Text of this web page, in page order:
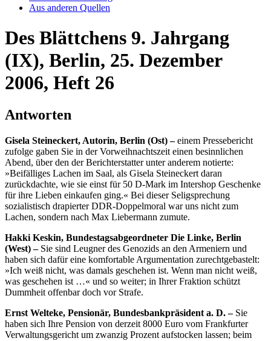
Aus anderen Quellen
Des Blättchens 9. Jahrgang
(IX), Berlin, 25. Dezember
2006, Heft 26
Antworten
Gisela Steineckert, Autorin, Berlin (Ost) –einem Pressebericht
zufolge gaben Sie in der Vorweihnachtszeit einen besinnlichen
Abend, über den der Berichterstatter unter anderem notierte:
»Beifälliges Lachen im Saal, als Gisela Steineckert daran
zurückdachte, wie sie einst für 50 D-Mark im Intershop Geschenke
für ihre Lieben einkaufen ging.« Bei dieser Seligsprechung
sozialistisch drapierter DDR-Doppelmoral war uns nicht zum
Lachen, sondern nach Max Liebermann zumute.
Hakki Keskin, Bundestagsabgeordneter Die Linke, Berlin
(West) –Sie sind Leugner des Genozids an den Armeniern und
haben sich dafür eine komfortable Argumentation zurechtgebastelt:
»Ich weiß nicht, was damals geschehen ist. Wenn man nicht weiß,
was geschehen ist …« und so weiter; in Ihrer Fraktion schützt
Dummheit offenbar doch vor Strafe.
Ernst Welteke, Pensionär, Bundesbankpräsident a. D. –Sie
haben sich Ihre Pension von derzeit 8000 Euro vom Frankfurter
Verwaltungsgericht um zwanzig Prozent aufstocken lassen; beim